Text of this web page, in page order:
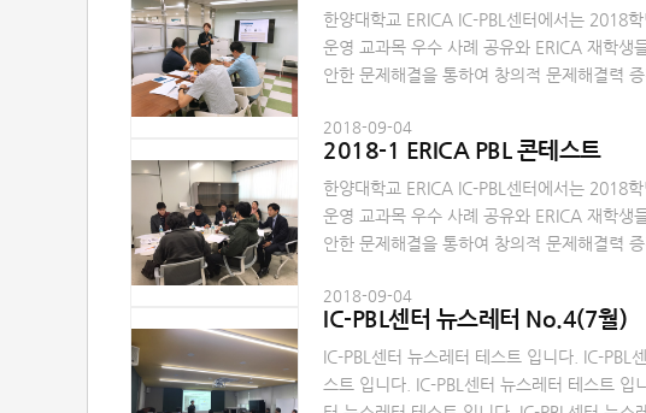
한양대학교 ERICA IC-PBL센터에서는 2018학
운영 교과목 우수 사례 공유와 ERICA 재학생
안한 문제해결을 통하여 창의적 문제해결력
다. 교수님 및 학생 여러분의 많은 관심 감사드
2018-09-04
2018-1 ERICA PBL 콘테스트
한양대학교 ERICA IC-PBL센터에서는 2018학
운영 교과목 우수 사례 공유와 ERICA 재학생
안한 문제해결을 통하여 창의적 문제해결력
다. 교수님 및 학생 여러분의 많은 관심 감사드
2018-09-04
IC-PBL센터 뉴스레터 No.4(7월)
IC-PBL센터 뉴스레터 테스트 입니다. IC-PBL
스트 입니다. IC-PBL센터 뉴스레터 테스트 입